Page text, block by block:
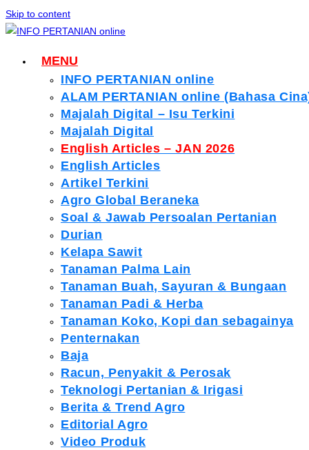
Skip to content
MENU
INFO PERTANIAN online
ALAM PERTANIAN online (Bahasa
Majalah Digital – Isu Terkini
Majalah Digital
English Articles – JAN 2026
English Articles
Artikel Terkini
Agro Global Beraneka
Soal & Jawab Persoalan Pertanian
Durian
Kelapa Sawit
Tanaman Palma Lain
Tanaman Buah, Sayuran & Bungaan
Tanaman Padi & Herba
Tanaman Koko, Kopi dan sebagainya
Penternakan
Baja
Racun, Penyakit & Perosak
Teknologi Pertanian & Irigasi
Berita & Trend Agro
Editorial Agro
Video Produk